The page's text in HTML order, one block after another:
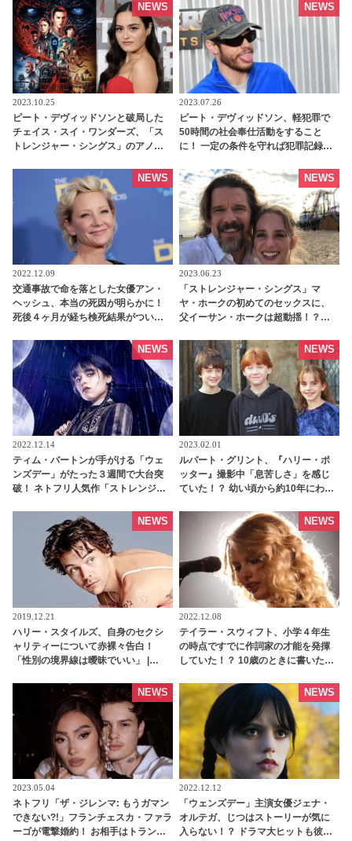
2023.10.25
ピート・デヴィッドソンと破局した
チェイス・スイ・ワンダーズ、「ス
トレンジャー・シングス」のアノ人
クを散歩［写真あり］
NEWS
2023.07.26
ピート・デヴィッドソン、軽犯罪で
50時間の社会奉仕活動をすること
に！ 一定の条件を守れば犯罪記録に
た？
NEWS
2022.12.09
交通事故で命を落とした女優アン・
ヘッシュ、本当の死因が明らかに！
死後４ヶ月が経ち検死結果がついに
NEWS
2023.06.23
「ストレンジャー・シングス」マ
ヤ・ホークの初めてのセックスに、
父イーサン・ホークは超動揺！？
ことを告白［動画あり］ - tvgroove
NEWS
2022.12.14
ティム・バートンが手がける「ウェ
ンズデー」がたった３週間で大台突
破！ ネトフリ人気作「ストレンジャ
かに注目集まる - tvgroove
NEWS
2023.02.01
ルパート・グリント、『ハリー・ポ
ッター』撮影中「息苦しさ」を感じ
ていた！？ 幼い頃から約10年にわた
た知られざる苦労とは…？ -
tvgroove
NEWS
2019.12.21
ハリー・スタイルズ、自身のセクシ
ャリティーについて赤裸々告白！
「性別の境界線は曖昧でいい」 |
NEWS
2022.12.08
テイラー・スウィフト、小学４年生
の時点ですでに作詞家の才能を発揮
していた！？ 10歳のときに書いた詩
tvgroove
NEWS
2023.05.04
ネトフリ「ザ・ジレンマ: もうガマン
できない?!」フランチェスカ・ファラ
ーゴが電撃婚約！ お相手はトランス
NEWS
2022.12.12
「ウェンズデー」主演女優ジェナ・
オルテガ、じつはストーリーが気に
入らない！？ ドラマ大ヒットも彼女
NEWS